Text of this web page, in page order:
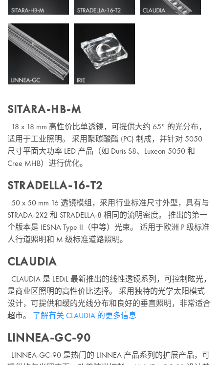
SITARA-HB-M
18 x 18 mm 高性价比单透镜，可提供大约 65° 的光分布，
适用于工业照明。 采用聚碳酸酯 (PC) 制成，并针对 5050
尺寸平面大功率 LED 产品（如 Duris S8、Luxeon 5050 和
Cree MHB）进行优化。
STRADELLA-16-T2
50 x 50 mm 16 透镜模组，采用行业标准尺寸外型，具有与
STRADA-2X2 和 STRADELLA-8 相同的流明密度。 推出的第一
个版本是 IESNA Type II（中等）光束。 适用于欧洲 P 级标准
人行道照明和 M 级标准道路照明。
CLAUDIA
CLAUDIA 是 LEDiL 最新推出的线性透镜系列，可控制眩光，
是商业区照明的高性价比选择。 采用独特的光学太阳模式
设计，可提供和缓的光线分布和良好的垂直照明，非常适合
超市。 了解有关 CLAUDIA 的更多信息
LINNEA-GC-90
LINNEA-GC-90 是热门的 LINNEA 产品系列的扩展产品，可